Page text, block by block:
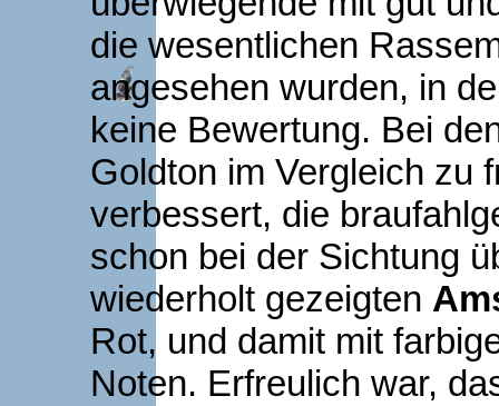
die wesentlichen
angesehen wurden, in
keine Bewertung. Bei
Goldton im Vergleich zu
verbessert, die
schon bei der Sichtung
wiederholt gezeigten
Rot, und damit mit
Noten. Erfreulich war,